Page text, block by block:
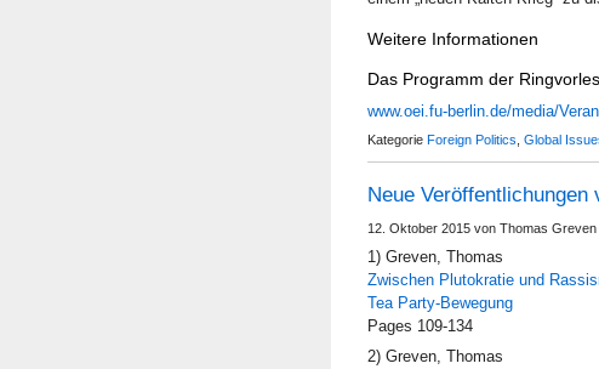
Weitere Informationen
Das Programm der
www.oei.fu-berlin.de/media/
Kategorie Foreign Politics Global
Neue Veröffentlichungen
12. Oktober 2015 von Thomas Greven
1) Greven, Thomas
Zwischen Plutokratie und
Tea Party-Bewegung
Pages 109-134
2) Greven, Thomas